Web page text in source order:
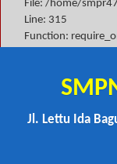
File: /home/
Line: 315
Function:
Jl. Lettu Ida